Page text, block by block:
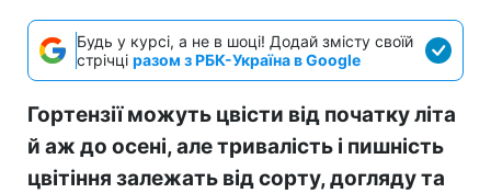
Будь у курсі, а не в шоці! Додай змісту своїй
стрічці разом з РБК-Україна в Google
Гортензії можуть цвісти від початку літа
й аж до осені, але тривалість і пишність
цвітіння залежать від сорту, догляду та